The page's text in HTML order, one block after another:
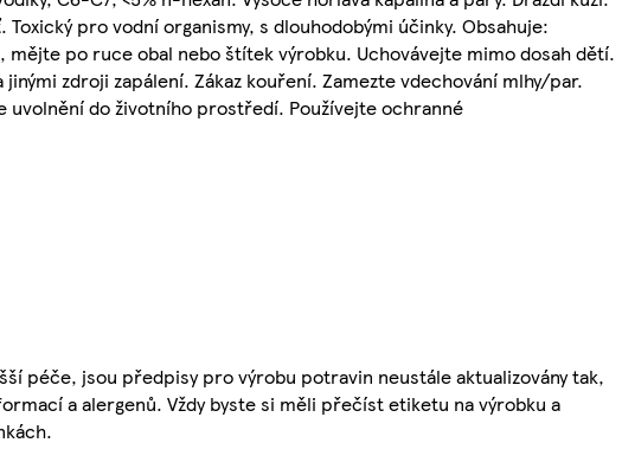
pro vodní organismy, s dlouhodobými účinky. Obsahuje:
po ruce obal nebo štítek výrobku. Uchovávejte mimo dosah dětí.
zdroji zapálení. Zákaz kouření. Zamezte vdechování mlhy/par.
do životního prostředí. Používejte ochranné
péče, jsou předpisy pro výrobu potravin neustále aktualizovány tak,
a alergenů. Vždy byste si měli přečíst etiketu na výrobku a